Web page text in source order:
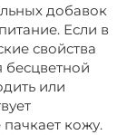
добавок
Если в
свойства
бесцветной
или
кожу.